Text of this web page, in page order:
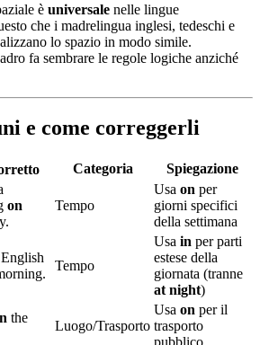
è universale nelle lingue
che i madrelingua inglesi, tedeschi e
lo spazio in modo simile.
fa sembrare le regole logiche anziché
e come correggerli
Categoria
Spiegazione
on
Tempo
Usa on per
giorni specifici
della settimana
Tempo
Usa in per parti
estese della
giornata (tranne
at night)
the
Luogo/Trasporto
Usa on per il
trasporto